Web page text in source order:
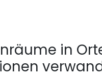
in